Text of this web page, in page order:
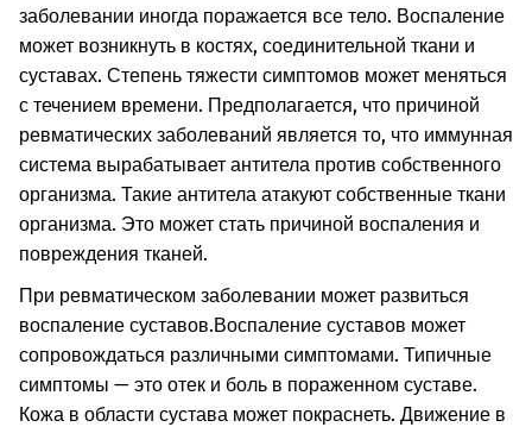
заболевании иногда поражается все тело. Воспаление
может возникнуть в костях, соединительной ткани и
суставах. Степень тяжести симптомов может меняться
с течением времени. Предполагается, что причиной
ревматических заболеваний является то, что иммунная
система вырабатывает антитела против собственного
организма. Такие антитела атакуют собственные ткани
организма. Это может стать причиной воспаления и
повреждения тканей.
При ревматическом заболевании может развиться
воспаление суставов.Воспаление суставов может
сопровождаться различными симптомами. Типичные
симптомы — это отек и боль в пораженном суставе.
Кожа в области сустава может покраснеть. Движение в